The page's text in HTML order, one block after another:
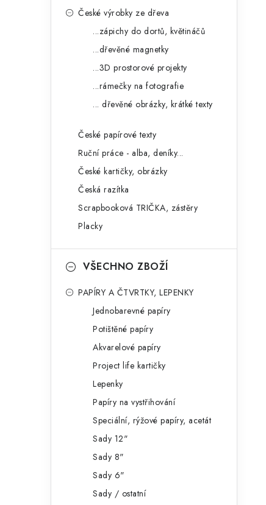
České výrobky ze dřeva
...zápichy do dortů, květináčů
...dřevěné magnetky
...3D prostorové projekty
...rámečky na fotografie
... dřevěné obrázky, krátké texty
České papírové texty
Ruční práce - alba, deníky...
České kartičky, obrázky
Česká razítka
Scrapbooková TRIČKA, zástěry
Placky
VŠECHNO ZBOŽÍ
PAPÍRY A ČTVRTKY, LEPENKY
Jednobarevné papíry
Potištěné papíry
Akvarelové papíry
Project life kartičky
Lepenky
Papíry na vystřihování
Speciální, rýžové papíry, acetát
Sady 12"
Sady 8"
Sady 6"
Sady / ostatní